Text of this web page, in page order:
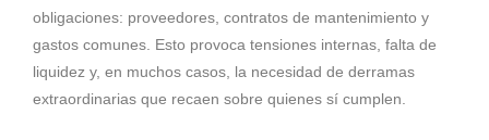
obligaciones: proveedores, contratos de mantenimiento y
gastos comunes. Esto provoca tensiones internas, falta de
liquidez y, en muchos casos, la necesidad de derramas
extraordinarias que recaen sobre quienes sí cumplen.